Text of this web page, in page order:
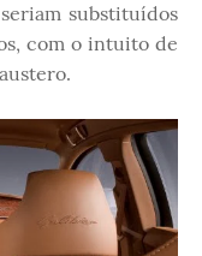
substituídos
com o intuito de